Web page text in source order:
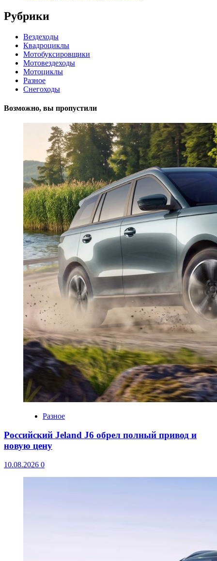
Рубрики
Вездеходы
Квадроциклы
Мотобуксировщики
Мотовездеходы
Мотоциклы
Разное
Снегоходы
Возможно, вы пропустили
Разное
Российский Jeland J6 обрел полный привод и
новую цену
10.08.2026 0